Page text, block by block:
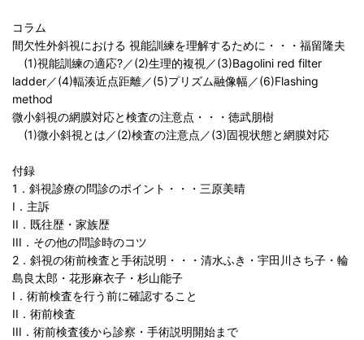
コラム
間欠性外斜視における 視能訓練を理解するために・・・福留隆夫
(1)視能訓練の適応?／(2)生理的複視／(3)Bagolini red filter
ladder／(4)輻湊近点距離／(5)プリズム融像幅／(6)Flashing
method
微小斜視の網膜対応と検査の注意点・・・徳武朋樹
(1)微小斜視とは／(2)検査の注意点／(3)固視状態と網膜対応
付録
1．斜視診療の問診のポイント・・・三原美晴
I．主訴
II．既往歴・家族歴
III．その他の問診時のコツ
2．斜視の術前検査と手術説明・・・清水ふき・宇田川さち子・輪
島良太郎・花形麻衣子・杉山能子
I．術前検査を行う前に確認すること
II．術前検査
III．術前検査後から診察・手術説明開始まで